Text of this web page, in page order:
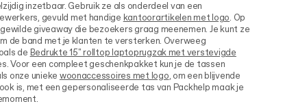
inzetbaar. Gebruik ze als onderdeel van een
gevuld met handige kantoorartikelen met logo. Op
giveaway die bezoekers graag meenemen. Je kunt ze
de band met je klanten te versterken. Overweeg
de Bedrukte 15" rolltop laptoprugzak met verstevigde
Voor een compleet geschenkpakket kun je de tassen
onze unieke woonaccessoires met logo, om een blijvende
is, met een gepersonaliseerde tas van Packhelp maak je